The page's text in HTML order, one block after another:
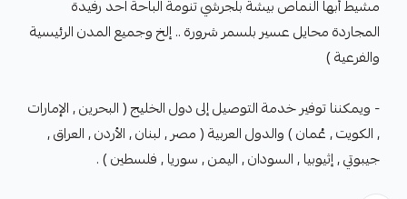
مشيط أبها النماص بيشة بلجرشي تنومة الباحة احد رفيدة
المجاردة محايل عسير بلسمر شرورة .. إلخ وجميع المدن الرئيسية
والفرعية )
- ويمكننا توفير خدمة التوصيل إلى دول الخليج ( البحرين , الإمارات
, الكويت , عُمان ) والدول العربية ( مصر , لبنان , الأردن , العراق ,
جيبوتي , إثيوبيا , السودان , اليمن , سوريا , فلسطين ) .